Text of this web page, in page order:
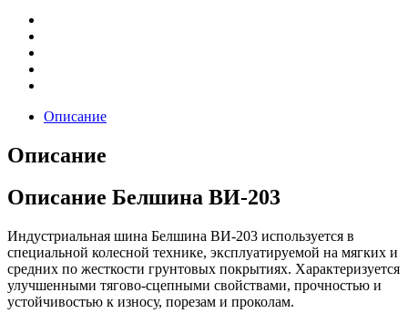
Описание
Описание
Описание Белшина ВИ-203
Индустриальная шина Белшина ВИ-203 используется в
специальной колесной технике, эксплуатируемой на мягких и
средних по жесткости грунтовых покрытиях. Характеризуется
улучшенными тягово-сцепными свойствами, прочностью и
устойчивостью к износу, порезам и проколам.